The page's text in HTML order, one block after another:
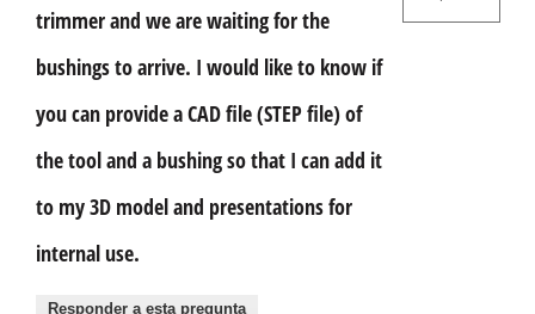
trimmer and we are waiting for the
bushings to arrive. I would like to know if
you can provide a CAD file (STEP file) of
the tool and a bushing so that I can add it
to my 3D model and presentations for
internal use.
Responder a esta pregunta